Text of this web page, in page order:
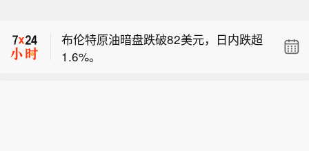
遇难，此次泥石流灾害共造成3人不幸
遇难。目前当地卫生防疫人员已展开全
天凌晨基辅市遭俄军袭击，截至当地时
间5时45分，袭击已造成4人受伤，基辅
布伦特原油暗盘跌破82美元，日内跌超
1.6%。